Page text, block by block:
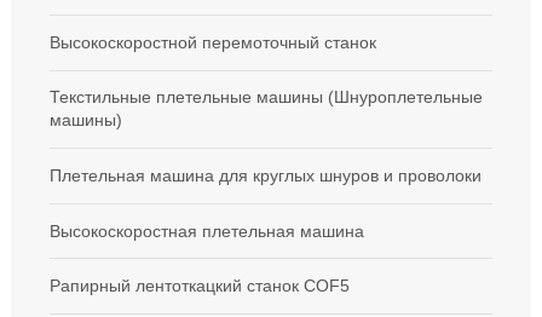
Высокоскоростной перемоточный станок
Текстильные плетельные машины (Шнуроплетельные
машины)
Плетельная машина для круглых шнуров и проволоки
Высокоскоростная плетельная машина
Рапирный лентоткацкий станок COF5